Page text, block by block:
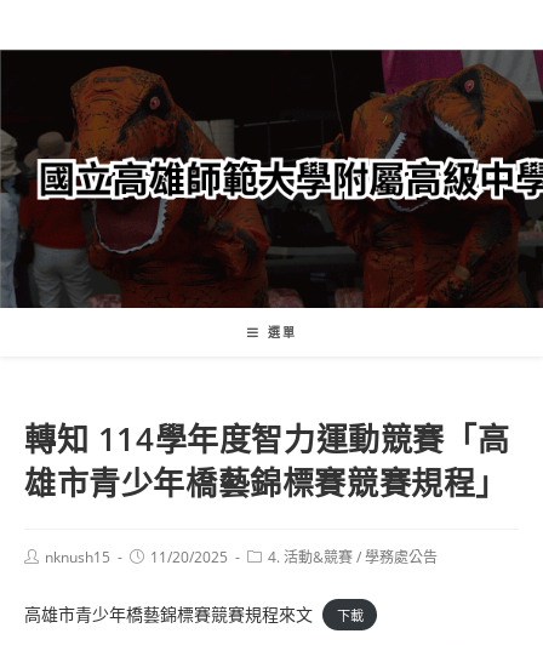
轉
要
內
容
選單
轉知 114學年度智力運動競賽「高
雄市青少年橋藝錦標賽競賽規程」
Postnknush15
Post11/20/2025
Post4. 活動&競賽/學務處公告
高雄市青少年橋藝錦標賽競賽規程來文 下載